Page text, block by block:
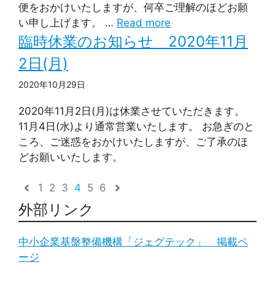
便をおかけいたしますが、何卒ご理解のほどお願
い申し上げます。 … Read more
臨時休業のお知らせ 2020年11月
2日(月)
2020年10月29日
2020年11月2日(月)は休業させていただきます。
11月4日(水)より通常営業いたします。 お急ぎのと
ころ、ご迷惑をおかけいたしますが、ご了承のほ
どお願いいたします。
1 2 3 4 5 6
外部リンク
中小企業基盤整備機構「ジェグテック」 掲載ペ
ージ